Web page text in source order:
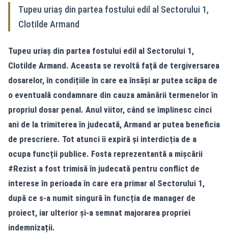
Tupeu uriaș din partea fostului edil al Sectorului 1,
Clotilde Armand
Tupeu uriaș din partea fostului edil al Sectorului 1,
Clotilde Armand. Aceasta se revoltă față de tergiversarea
dosarelor, în condițiile în care ea însăși ar putea scăpa de
o eventuală condamnare din cauza amânării termenelor în
propriul dosar penal. Anul viitor, când se împlinesc cinci
ani de la trimiterea în judecată, Armand ar putea beneficia
de prescriere. Tot atunci îi expiră și interdicția de a
ocupa funcții publice. Fosta reprezentantă a mișcării
#Rezist a fost trimisă în judecată pentru conflict de
interese în perioada în care era primar al Sectorului 1,
după ce s-a numit singură în funcția de manager de
proiect, iar ulterior și-a semnat majorarea propriei
indemnizații.